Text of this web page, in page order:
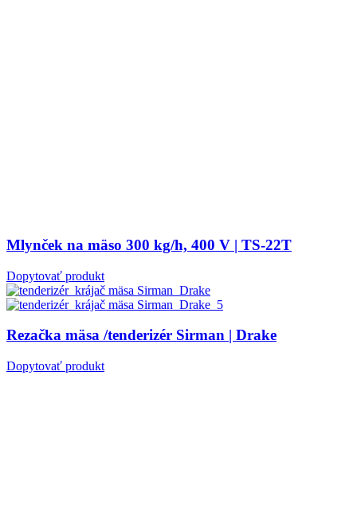
Mlynček na mäso 300 kg/h, 400 V | TS-22T
Dopytovať produkt
Rezačka mäsa /tenderizér Sirman | Drake
Dopytovať produkt